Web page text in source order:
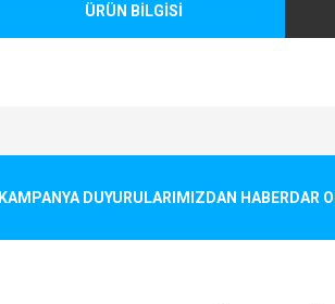
ÜRÜN BİLGİSİ
Ürün resmi kalitesiz, bozuk veya
KAMPANYA DUYURULARIMIZDAN HABERDAR